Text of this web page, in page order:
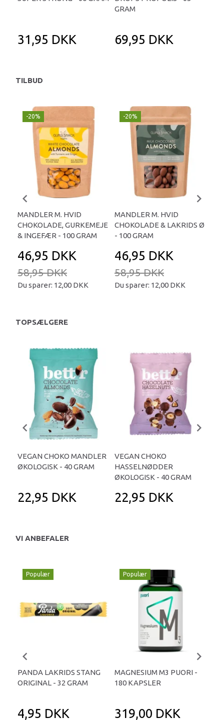
31,95 DKK
GRAM
69,95 DKK
TILBUD
-20%
MANDLER M. HVID
CHOKOLADE, GURKEMEJE
& INGEFÆR - 100 GRAM
46,95 DKK
58,95 DKK
Du sparer: 12,00 DKK
-20%
MANDLER M. HVID
CHOKOLADE & LAKRIDS Ø
- 100 GRAM
46,95 DKK
58,95 DKK
Du sparer: 12,00 DKK
TOPSÆLGERE
VEGAN CHOKO MANDLER
ØKOLOGISK - 40 GRAM
22,95 DKK
VEGAN CHOKO
HASSELNØDDER
ØKOLOGISK - 40 GRAM
22,95 DKK
VI ANBEFALER
Populær
PANDA LAKRIDS STANG
ORIGINAL - 32 GRAM
4,95 DKK
Populær
MAGNESIUM M3 PUORI -
180 KAPSLER
319,00 DKK